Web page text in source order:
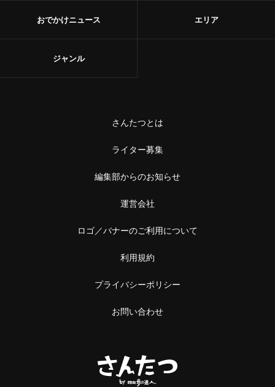
おでかけニュース エリア
ジャンル
さんたつとは
ライター募集
編集部からのお知らせ
運営会社
ロゴ／バナーのご利用について
利用規約
プライバシーポリシー
お問い合わせ